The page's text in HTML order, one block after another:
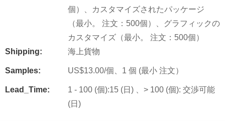
個）、カスタマイズされたパッケージ
（最小。 注文：500個）、グラフィックの
カスタマイズ（最小。 注文：500個）
Shipping:
海上貨物
Samples: US$13.00/個、1 個 (最小 注文）
Lead_Time:
1 - 100 (個):15 (日) 、> 100 (個): 交渉可能
(日)